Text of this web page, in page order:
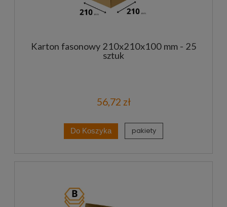
Karton fasonowy 210x210x100 mm - 25
sztuk
56,72 zł
Do Koszyka pakiety